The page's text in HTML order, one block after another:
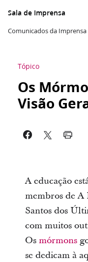
Sala de Imprensa
Comunicados da Imprensa
Tópico
Os
Visão
A educação
membros de A
Santos dos
com muitos
Os mórmons
se dedicam à